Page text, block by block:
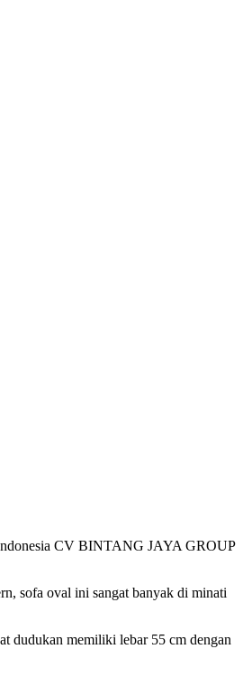
Indonesia CV BINTANG JAYA GROUP
sofa oval ini sangat banyak di minati
dudukan memiliki lebar 55 cm dengan